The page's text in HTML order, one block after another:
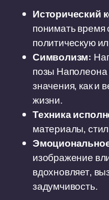
Исторический
понимать время
политическую
Символизм:
позы
значения, как и
жизни.
Техника
материалы,
изображение
вдохновляет,
задумчивость.